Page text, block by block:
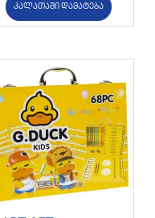
კალათაში დამატება